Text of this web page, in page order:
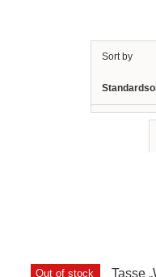
Sort by
Out of stock Tasse